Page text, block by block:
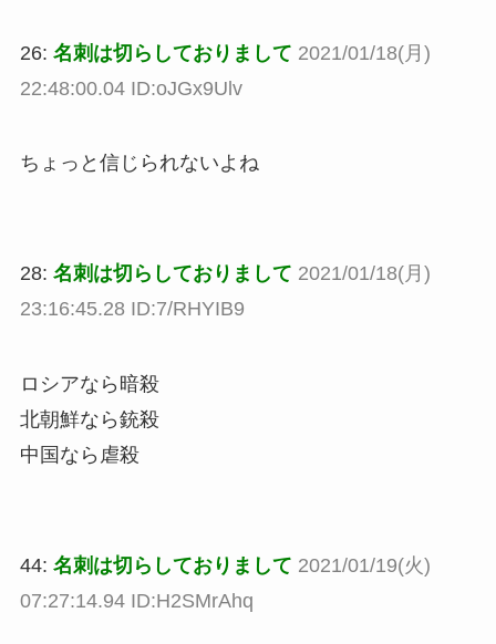
26: 名刺は切らしておりまして 2021/01/18(月)
22:48:00.04 ID:oJGx9Ulv
ちょっと信じられないよね
28: 名刺は切らしておりまして 2021/01/18(月)
23:16:45.28 ID:7/RHYIB9
ロシアなら暗殺
北朝鮮なら銃殺
中国なら虐殺
44: 名刺は切らしておりまして 2021/01/19(火)
07:27:14.94 ID:H2SMrAhq